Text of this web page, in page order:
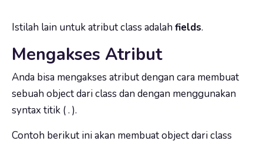
Istilah lain untuk atribut class adalah fields.
Mengakses Atribut
Anda bisa mengakses atribut dengan cara membuat
sebuah object dari class dan dengan menggunakan
syntax titik (. ).
Contoh berikut ini akan membuat object dari class